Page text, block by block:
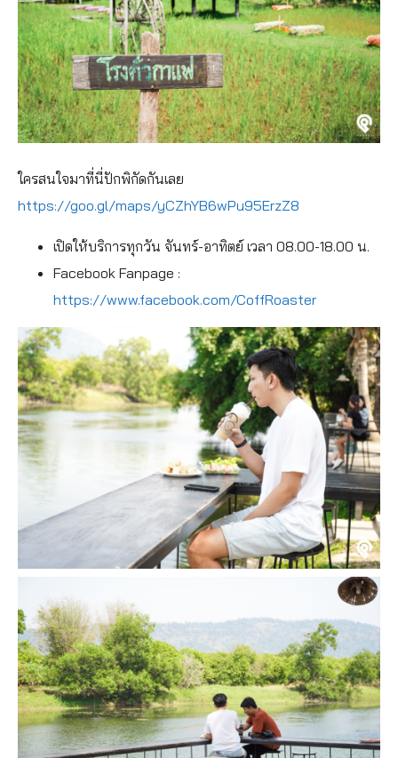
ใครสนใจมาที่นี่ปักพิกัดกันเลย
https://goo.gl/maps/yCZhYB6wPu95ErzZ8
เปิดให้บริการทุกวัน จันทร์-อาทิตย์ เวลา 08.00-18.00 น.
Facebook Fanpage :
https://www.facebook.com/CoffRoaster